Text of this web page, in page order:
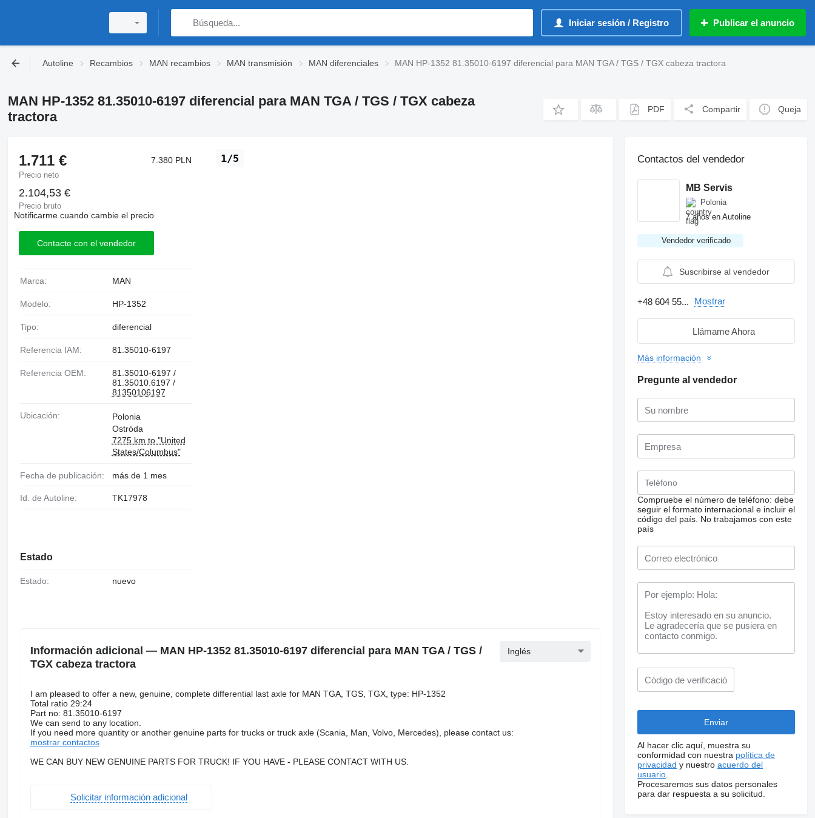
Iniciar sesión / Registro Publicar el anuncio
Autoline Recambios MAN recambios MAN transmisión MAN diferenciales MAN HP-1352 81.35010-6197 diferencial para MAN TGA / TGS / TGX cabeza tractora
MAN HP-1352 81.35010-6197 diferencial para MAN TGA / TGS / TGX cabeza
tractora
PDF Compartir Queja
adicionales
1/5
1.711 €
Precio neto
7.380 PLN
2.104,53 €
Precio bruto
Notificarme cuando cambie el precio
Contacte con el vendedor
Marca: MAN
Modelo: HP-1352
Tipo: diferencial
Referencia IAM: 81.35010-6197
Referencia OEM:
81.35010-6197 /
81.35010.6197 /
81350106197
Ubicación:
Polonia
Ostróda
7275 km to "United
States/Columbus"
Fecha de publicación: más de 1 mes
Id. de Autoline: TK17978
Estado
Estado: nuevo
Información adicional — MAN HP-1352 81.35010-6197 diferencial para MAN TGA / TGS /
TGX cabeza tractora
Inglés
I am pleased to offer a new, genuine, complete differential last axle for MAN TGA, TGS, TGX, type: HP-1352
Total ratio 29:24
Part no: 81.35010-6197
We can send to any location.
If you need more quantity or another genuine parts for trucks or truck axle (Scania, Man, Volvo, Mercedes), please contact us:
mostrar contactos
WE CAN BUY NEW GENUINE PARTS FOR TRUCK! IF YOU HAVE - PLEASE CONTACT WITH US.
Solicitar información adicional
Contactos del vendedor
MB Servis
Polonia
7 años en Autoline
Vendedor verificado
Suscribirse al vendedor
+48 604 55... Mostrar
Llámame Ahora
Más información
Pregunte al vendedor
Compruebe el número de teléfono: debe
seguir el formato internacional e incluir el
código del país. No trabajamos con este
país
Al hacer clic aquí, muestra su
conformidad con nuestra política de
privacidad y nuestroacuerdo del
usuario
Procesaremos sus datos personales
para dar respuesta a su solicitud.